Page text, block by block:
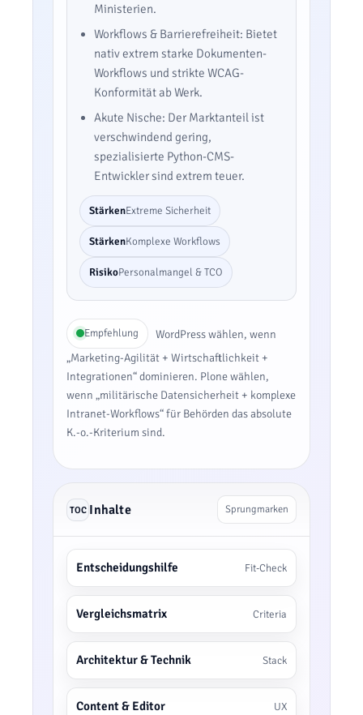
Ministerien.
Workflows & Barrierefreiheit: Bietet
nativ extrem starke Dokumenten-
Workflows und strikte WCAG-
Konformität ab Werk.
Akute Nische: Der Marktanteil ist
verschwindend gering,
spezialisierte Python-CMS-
Entwickler sind extrem teuer.
StärkenExtreme Sicherheit
StärkenKomplexe Workflows
RisikoPersonalmangel & TCO
Empfehlung
WordPress wählen, wenn
„Marketing-Agilität + Wirtschaftlichkeit +
Integrationen“ dominieren. Plone wählen,
wenn „militärische Datensicherheit + komplexe
Intranet-Workflows“ für Behörden das absolute
K.-o.-Kriterium sind.
TOC Inhalte Sprungmarken
Entscheidungshilfe Fit-Check
Vergleichsmatrix Criteria
Architektur & Technik Stack
Content & Editor UX